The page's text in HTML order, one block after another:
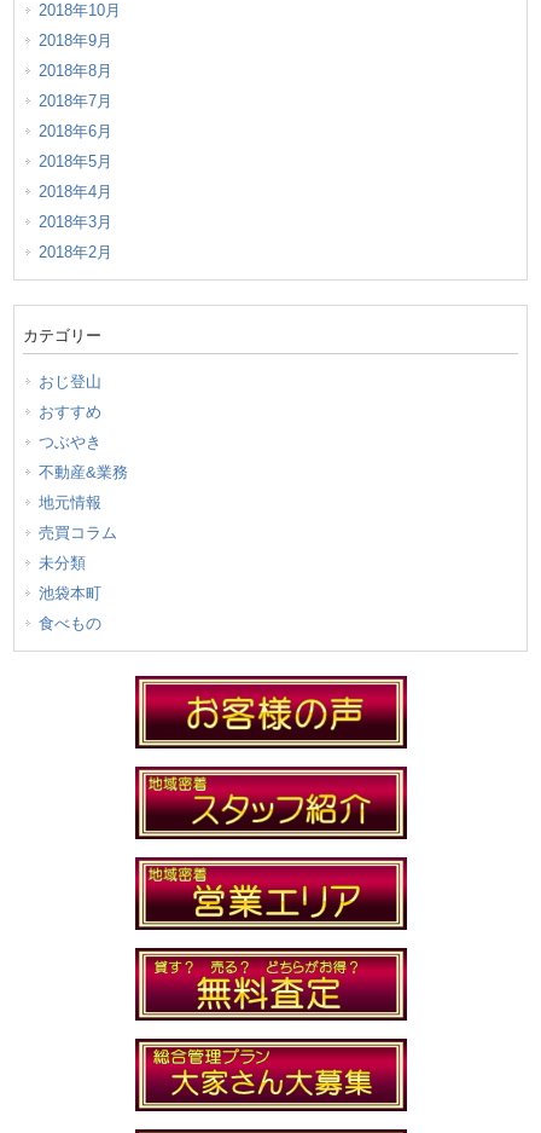
2018年10月
2018年9月
2018年8月
2018年7月
2018年6月
2018年5月
2018年4月
2018年3月
2018年2月
カテゴリー
おじ登山
おすすめ
つぶやき
不動産&業務
地元情報
売買コラム
未分類
池袋本町
食べもの